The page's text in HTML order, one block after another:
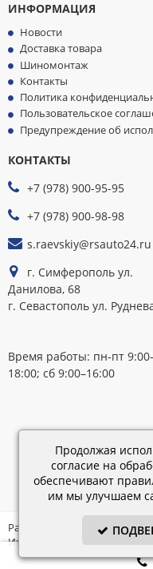
ИНФОРМАЦИЯ
Новости
Доставка товара
Шиномонтаж
Контакты
Политика
Пользовательское
Предупреждение об
КОНТАКТЫ
+7 (978) 900-95-95
+7 (978) 900-98-98
s.raevskiy@rsauto24.ru
г. Симферополь ул.
Данилова, 68
г. Севастополь ул.
Время работы: пн-пт
18:00; сб 9:00–16:00
Разработка: «IT -
Интернет-магазин на
Продолжая
согласие на
обеспечивают
им мы улучшаем